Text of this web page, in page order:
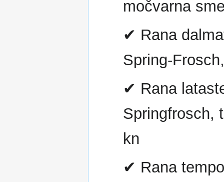
močvarna
✔ Rana
Spring-
✔ Rana
Springfrosch,
kn
✔ Rana